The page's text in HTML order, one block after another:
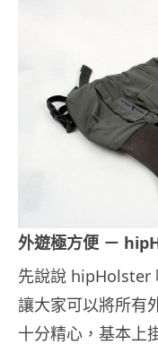
外遊極方便 －
先說說 hipHolster
讓大家可以將所有
十分精心，基本上